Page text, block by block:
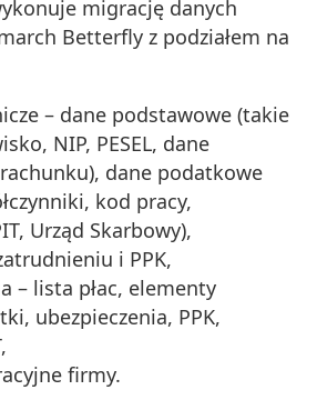
migrację danych
Betterfly z podziałem na
– dane podstawowe (takie
NIP, PESEL, dane
dane podatkowe
kod pracy,
Urząd Skarbowy),
i PPK,
– lista płac, elementy
ubezpieczenia, PPK,
firmy.